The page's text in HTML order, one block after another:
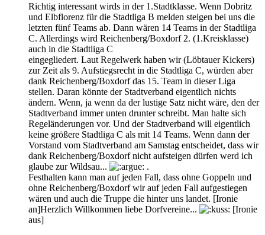
Richtig interessant wirds in der 1.Stadtklasse. Wenn Dobritz
und Elbflorenz für die Stadtliga B melden steigen bei uns die
letzten fünf Teams ab. Dann wären 14 Teams in der Stadtliga
C. Allerdings wird Reichenberg/Boxdorf 2. (1.Kreisklasse)
auch in die Stadtliga C
eingegliedert. Laut Regelwerk haben wir (Löbtauer Kickers)
zur Zeit als 9. Aufstiegsrecht in die Stadtliga C, würden aber
dank Reichenberg/Boxdorf das 15. Team in dieser Liga
stellen. Daran könnte der Stadtverband eigentlich nichts
ändern. Wenn, ja wenn da der lustige Satz nicht wäre, den der
Stadtverband immer unten drunter schreibt. Man halte sich
Regeländerungen vor. Und der Stadtverband will eigentlich
keine größere Stadtliga C als mit 14 Teams. Wenn dann der
Vorstand vom Stadtverband am Samstag entscheidet, dass wir
dank Reichenberg/Boxdorf nicht aufsteigen dürfen werd ich
glaube zur Wildsau...
.
Festhalten kann man auf jeden Fall, dass ohne Goppeln und
ohne Reichenberg/Boxdorf wir auf jeden Fall aufgestiegen
wären und auch die Truppe die hinter uns landet. [Ironie
an]Herzlich Willkommen liebe Dorfvereine...
[Ironie
aus]